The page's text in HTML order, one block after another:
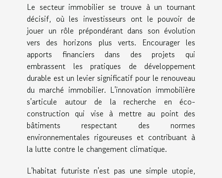
Le secteur immobilier se trouve à un tournant
décisif, où les investisseurs ont le pouvoir de
jouer un rôle prépondérant dans son évolution
vers des horizons plus verts. Encourager les
apports financiers dans des projets qui
embrassent les pratiques de développement
durable est un levier significatif pour le renouveau
du marché immobilier. L'innovation immobilière
s'articule autour de la recherche en éco-
construction qui vise à mettre au point des
bâtiments respectant des normes
environnementales rigoureuses et contribuant à
la lutte contre le changement climatique.
L'habitat futuriste n'est pas une simple utopie,